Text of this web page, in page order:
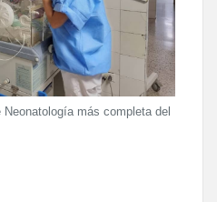
más completa del